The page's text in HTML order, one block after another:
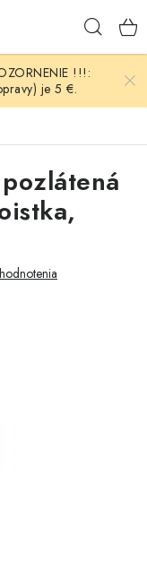
!!!:
je 5 €.